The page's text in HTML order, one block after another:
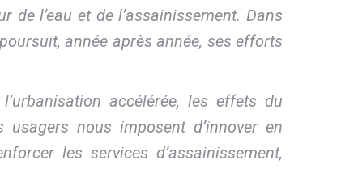
l’eau et de l’assainissement. Dans
année après année, ses efforts
accélérée, les effets du
nous imposent d’innover en
les services d’assainissement,